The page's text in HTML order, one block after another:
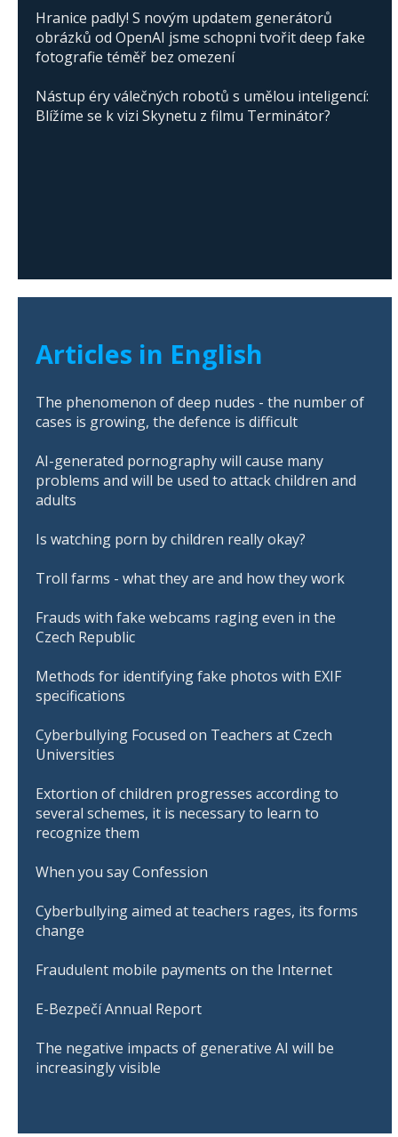
Hranice padly! S novým updatem generátorů
obrázků od OpenAI jsme schopni tvořit deep fake
fotografie téměř bez omezení
Nástup éry válečných robotů s umělou inteligencí:
Blížíme se k vizi Skynetu z filmu Terminátor?
Articles in English
The phenomenon of deep nudes - the number of
cases is growing, the defence is difficult
AI-generated pornography will cause many
problems and will be used to attack children and
adults
Is watching porn by children really okay?
Troll farms - what they are and how they work
Frauds with fake webcams raging even in the
Czech Republic
Methods for identifying fake photos with EXIF
specifications
Cyberbullying Focused on Teachers at Czech
Universities
Extortion of children progresses according to
several schemes, it is necessary to learn to
recognize them
When you say Confession
Cyberbullying aimed at teachers rages, its forms
change
Fraudulent mobile payments on the Internet
E-Bezpečí Annual Report
The negative impacts of generative AI will be
increasingly visible